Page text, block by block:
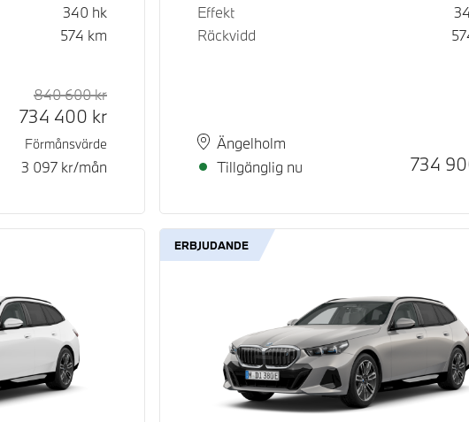
340 hk
574 km
Rek. ord pris
840 600krKontantpris
734 400 kr
Förmånsvärde
3 097 kr/mån
Effekt
Räckvidd
PlatsÄngelholm
Leveranstid
Tillgänglig nu
734
ERBJUDANDE